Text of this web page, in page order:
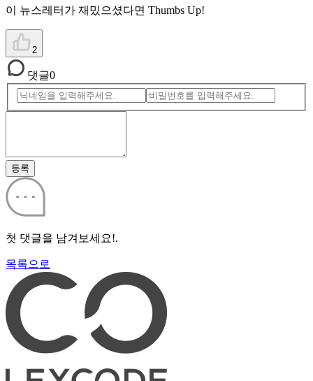
이 뉴스레터가 재밌으셨다면 Thumbs Up!
2
댓글0
등록
첫 댓글을 남겨보세요!.
목록으로